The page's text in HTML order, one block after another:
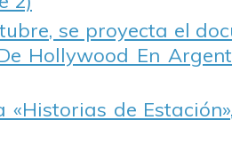
se proyecta el
Hollywood En
«Historias de